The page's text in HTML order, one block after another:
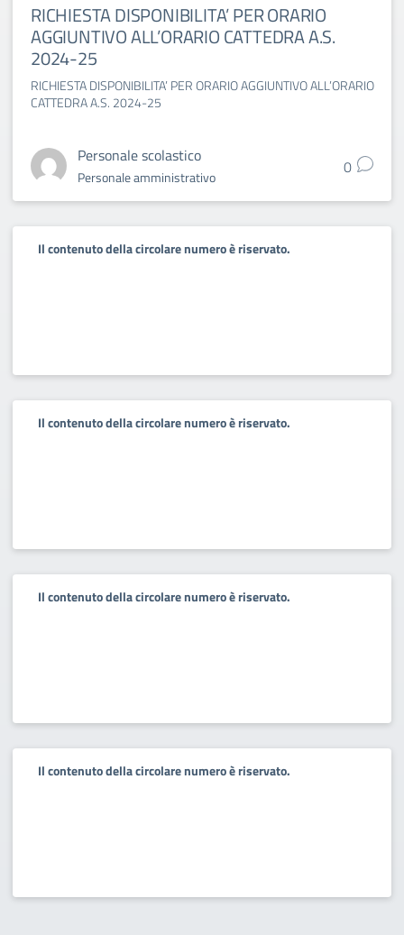
RICHIESTA DISPONIBILITA’ PER ORARIO
AGGIUNTIVO ALL’ORARIO CATTEDRA A.S.
2024-25
RICHIESTA DISPONIBILITA’ PER ORARIO AGGIUNTIVO ALL’ORARIO
CATTEDRA A.S. 2024-25
Personale scolastico
Personale amministrativo 0
Il contenuto della circolare numero è riservato.
Il contenuto della circolare numero è riservato.
Il contenuto della circolare numero è riservato.
Il contenuto della circolare numero è riservato.